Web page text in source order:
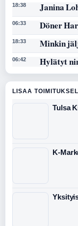
18:38 Janina
06:33 Döner
18:33 Minkin
06:42 Hylätyt
LISAA
Tulsa
K-